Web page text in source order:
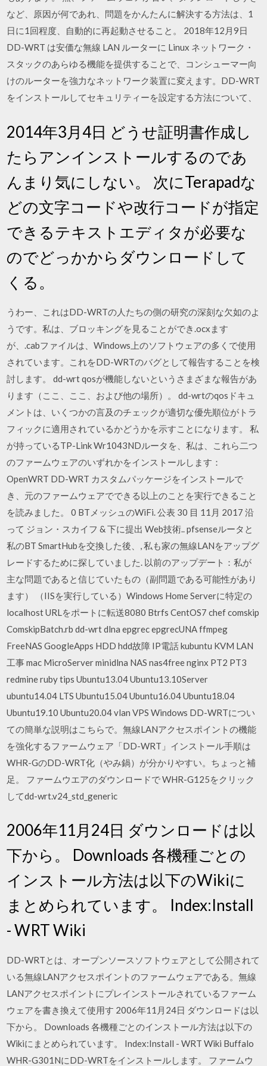
など、原因が何であれ、問題をかんたんに解決する方法は、1
日に1回程度、自動的に再起動させること。 2018年12月9日
DD-WRT は安価な無線 LAN ルーターに Linux ネットワーク・
スタックのあらゆる機能を提供することで、コンシューマー向
けのルーターを強力なネットワーク装置に変えます。DD-WRT
をインストールしてセキュリティーを設定する方法について、
2014年3月4日 どうせ証明書作成し
たらアンインストールするのであ
んまり気にしない。 次にTerapadな
どの文字コードや改行コードが指定
できるテキストエディタが必要な
のでどっかからダウンロードして
くる。
うわー、これはDD-WRTの人たちの側の研究の深刻な欠如のよ
うです。私は、ブロッキングを見ることができ.ocxます
が、.cabファイルは、Windows上のソフトウェアの多くで使用
されています。これをDD-WRTのバグとして報告することを検
討します。 dd-wrt qosが機能しないというさまざまな報告があ
ります（ここ、ここ、および他の場所）。 dd-wrtのqosドキュ
メントは、いくつかの言及のチェックが適切な優先順位がトラ
フィックに適用されているかどうかを示すことになります。 私
が持っているTP-Link Wr1043NDルータを、私は、これら二つ
のファームウェアのいずれかをインストールします：
OpenWRT DD-WRT カスタムパッケージをインストールで
き、元のファームウェアでできる以上のことを実行できること
を読みました。 0 BTメッシュのWiFi. 公表 30 目 11月 2017 沿
って ジョン・スカイフ & 下に提出 Web技術.. pfsenseルータと
私のBT SmartHubを交換した後、, 私も家の無線LANをアップグ
レードするために探していました. 以前のアップデート：私が
主な問題であると信じていたもの（副問題である可能性があり
ます） （IISを実行している）Windows Home Serverに特定の
localhost URLをポートに転送8080 Btrfs CentOS7 chef comskip
ComskipBatch.rb dd-wrt dlna epgrec epgrecUNA ffmpeg
FreeNAS GoogleApps HDD hdd故障 IP電話 kubuntu KVM LAN
工事 mac MicroServer minidlna NAS nas4free nginx PT2 PT3
redmine ruby tips Ubuntu13.04 Ubuntu13.10Server
ubuntu14.04 LTS Ubuntu15.04 Ubuntu16.04 Ubuntu18.04
Ubuntu19.10 Ubuntu20.04 vlan VPS Windows DD-WRTについ
ての簡単な説明はこちらで。無線LANアクセスポイントの機能
を強化するファームウェア「DD-WRT」インストール手順は
WHR-GのDD-WRT化（やみ鍋）が分かりやすい。ちょっと補
足。 ファームウエアのダウンロードで WHR-G125をクリック
してdd-wrt.v24_std_generic
2006年11月24日 ダウンロードは以
下から。 Downloads 各機種ごとの
インストール方法は以下のWikiに
まとめられています。 Index:Install
- WRT Wiki
DD-WRTとは、オープンソースソフトウェアとして公開されて
いる無線LANアクセスポイントのファームウェアである。無線
LANアクセスポイントにプレインストールされているファーム
ウェアを書き換えて使用す 2006年11月24日 ダウンロードは以
下から。 Downloads 各機種ごとのインストール方法は以下の
Wikiにまとめられています。 Index:Install - WRT Wiki Buffalo
WHR-G301NにDD-WRTをインストールします。 ファームウ